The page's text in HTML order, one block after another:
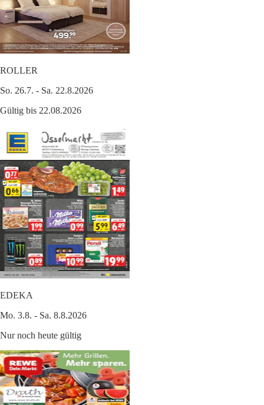
ROLLER
So. 26.7. - Sa. 22.8.2026
Gültig bis 22.08.2026
EDEKA
Mo. 3.8. - Sa. 8.8.2026
Nur noch heute gültig